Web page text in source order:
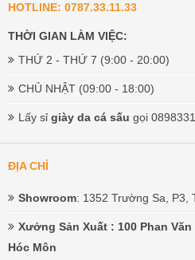
HOTLINE: 0787.33.11.33
THỜI GIAN LÀM VIỆC:
THỨ 2 - THỨ 7 (9:00 - 20:00)
CHỦ NHẬT (09:00 - 18:00)
Lấy sỉ giày da cá sấu gọi
ĐỊA CHỈ
Showroom: 1352 Trường Sa, P3,
Xưởng Sản Xuất : 100 Phan
Hóc Môn